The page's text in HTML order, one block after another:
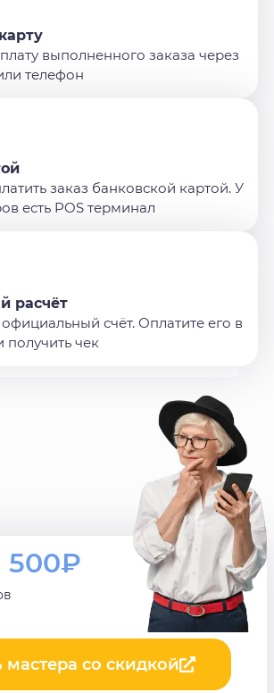
выполненного заказа через
телефон
заказ банковской картой. У
есть POS терминал
расчёт
счёт. Оплатите его в
получить чек
500₽
мастера со скидкой